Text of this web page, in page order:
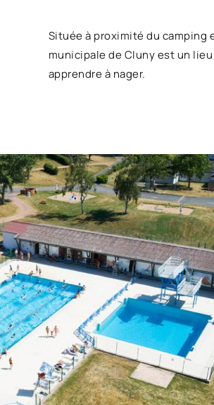
Située à proximité du
municipale de Cluny est un
apprendre à nager.